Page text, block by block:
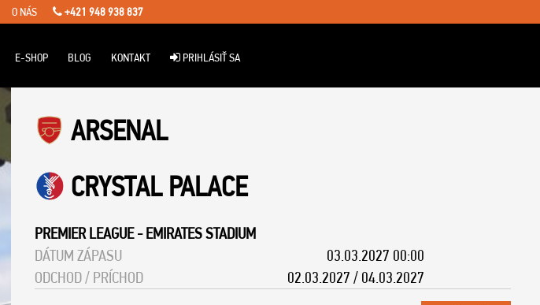
O NÁS +421 948 938 837
E-SHOP BLOG KONTAKT PRIHLÁSIŤ SA
ARSENAL
CRYSTAL PALACE
PREMIER LEAGUE-EMIRATES STADIUM
DÁTUM ZÁPASU
03.03.2027 00:00
ODCHOD / PRÍCHOD
02.03.2027 / 04.03.2027